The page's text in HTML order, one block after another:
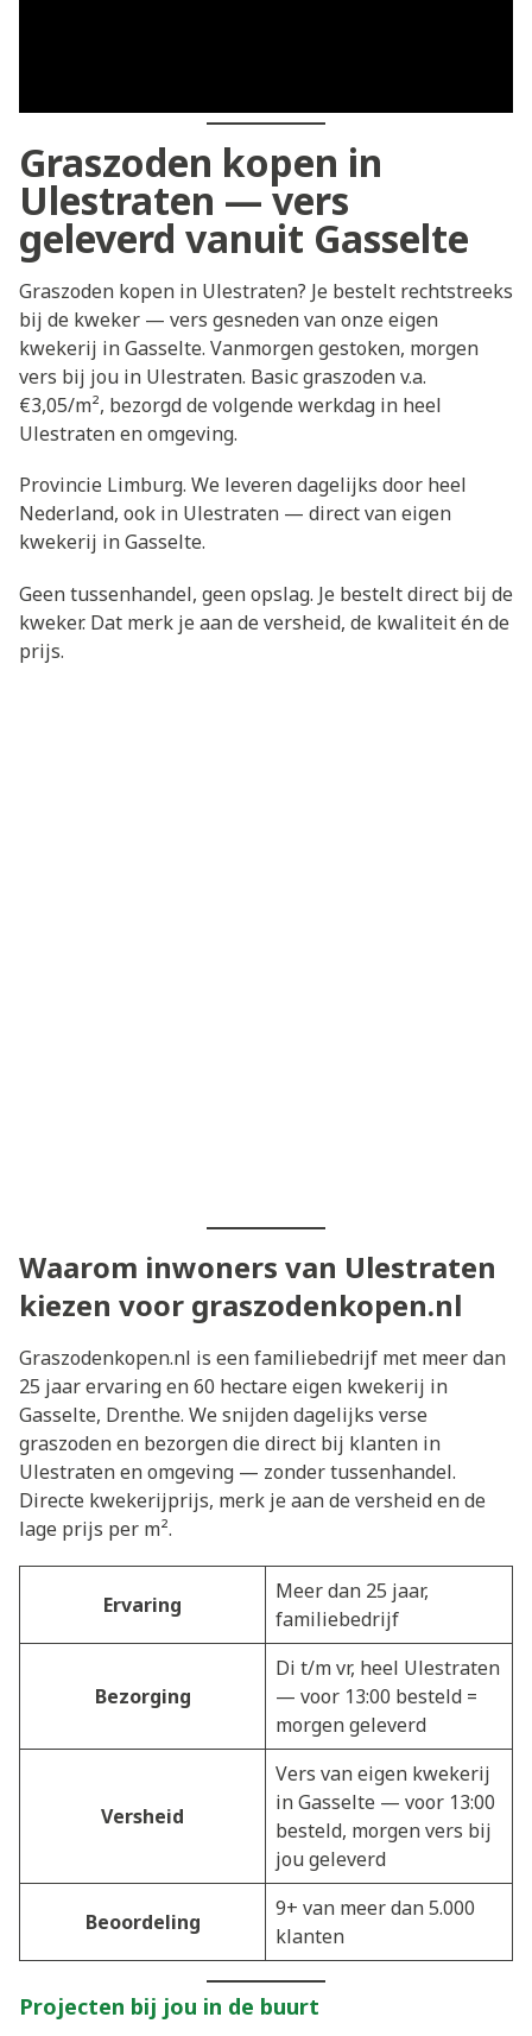
Graszoden kopen in
Ulestraten — vers
geleverd vanuit Gasselte
Graszoden kopen in Ulestraten? Je bestelt rechtstreeks
bij de kweker — vers gesneden van onze eigen
kwekerij in Gasselte. Vanmorgen gestoken, morgen
vers bij jou in Ulestraten. Basic graszoden v.a.
€3,05/m², bezorgd de volgende werkdag in heel
Ulestraten en omgeving.
Provincie Limburg. We leveren dagelijks door heel
Nederland, ook in Ulestraten — direct van eigen
kwekerij in Gasselte.
Geen tussenhandel, geen opslag. Je bestelt direct bij de
kweker. Dat merk je aan de versheid, de kwaliteit én de
prijs.
Waarom inwoners van Ulestraten
kiezen voor graszodenkopen.nl
Graszodenkopen.nl is een familiebedrijf met meer dan
25 jaar ervaring en 60 hectare eigen kwekerij in
Gasselte, Drenthe. We snijden dagelijks verse
graszoden en bezorgen die direct bij klanten in
Ulestraten en omgeving — zonder tussenhandel.
Directe kwekerijprijs, merk je aan de versheid en de
lage prijs per m².
Ervaring
Meer dan 25 jaar,
familiebedrijf
Bezorging
Di t/m vr, heel Ulestraten
— voor 13:00 besteld =
morgen geleverd
Versheid
Vers van eigen kwekerij
in Gasselte — voor 13:00
besteld, morgen vers bij
jou geleverd
Beoordeling
9+ van meer dan 5.000
klanten
Projecten bij jou in de buurt